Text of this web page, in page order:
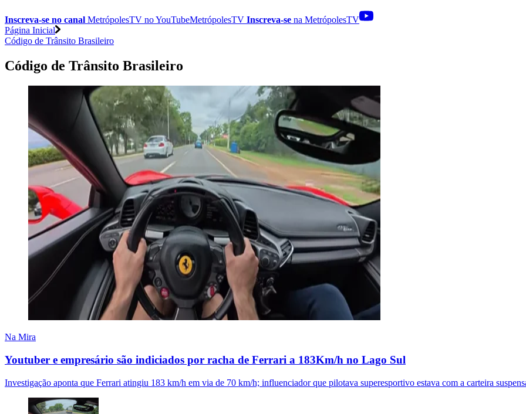
Inscreva-se no canal MetrópolesTV noYouTubeMetrópolesTV Inscreva-se na MetrópolesTV
Página Inicial
Código de Trânsito Brasileiro
Código de Trânsito Brasileiro
Na Mira
Youtuber e empresário são indiciados por racha de Ferrari a 183Km/h no Lago Sul
Investigação aponta que Ferrari atingiu 183 km/h em via de 70 km/h; influenciador que pilotava superesportivo estava com a carteira